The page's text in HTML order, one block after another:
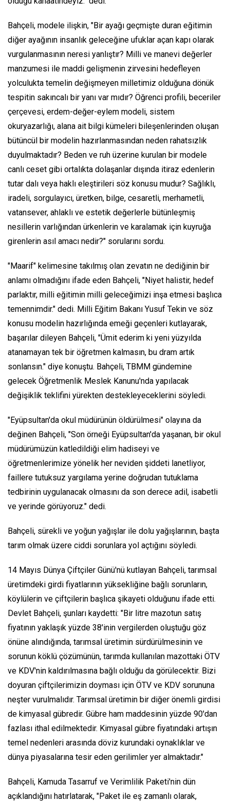
Bahçeli, modele ilişkin, "Bir ayağı geçmişte duran eğitimin
diğer ayağının insanlık geleceğine ufuklar açan kapı olarak
vurgulanmasının neresi yanlıştır? Milli ve manevi değerler
manzumesi ile maddi gelişmenin zirvesini hedefleyen
yolculukta temelin değişmeyen milletimiz olduğuna dönük
tespitin sakıncalı bir yanı var mıdır? Öğrenci profili, beceriler
çerçevesi, erdem-değer-eylem modeli, sistem
okuryazarlığı, alana ait bilgi kümeleri bileşenlerinden oluşan
bütüncül bir modelin hazırlanmasından neden rahatsızlık
duyulmaktadır? Beden ve ruh üzerine kurulan bir modele
canlı ceset gibi ortalıkta dolaşanlar dışında itiraz edenlerin
tutar dalı veya haklı eleştirileri söz konusu mudur? Sağlıklı,
iradeli, sorgulayıcı, üretken, bilge, cesaretli, merhametli,
vatansever, ahlaklı ve estetik değerlerle bütünleşmiş
nesillerin varlığından ürkenlerin ve karalamak için kuyruğa
girenlerin asıl amacı nedir?" sorularını sordu.
"Maarif" kelimesine takılmış olan zevatın ne dediğinin bir
anlamı olmadığını ifade eden Bahçeli, "Niyet halistir, hedef
parlaktır, milli eğitimin milli geleceğimizi inşa etmesi başlıca
temennimdir." dedi. Milli Eğitim Bakanı Yusuf Tekin ve söz
konusu modelin hazırlığında emeği geçenleri kutlayarak,
başarılar dileyen Bahçeli, "Ümit ederim ki yeni yüzyılda
atanamayan tek bir öğretmen kalmasın, bu dram artık
sonlansın." diye konuştu. Bahçeli, TBMM gündemine
gelecek Öğretmenlik Meslek Kanunu'nda yapılacak
değişiklik teklifini yürekten destekleyeceklerini söyledi.
"Eyüpsultan'da okul müdürünün öldürülmesi" olayına da
değinen Bahçeli, "Son örneği Eyüpsultan'da yaşanan, bir okul
müdürümüzün katledildiği elim hadiseyi ve
öğretmenlerimize yönelik her neviden şiddeti lanetliyor,
faillere tutuksuz yargılama yerine doğrudan tutuklama
tedbirinin uygulanacak olmasını da son derece adil, isabetli
ve yerinde görüyoruz." dedi.
Bahçeli, sürekli ve yoğun yağışlar ile dolu yağışlarının, başta
tarım olmak üzere ciddi sorunlara yol açtığını söyledi.
14 Mayıs Dünya Çiftçiler Günü'nü kutlayan Bahçeli, tarımsal
üretimdeki girdi fiyatlarının yüksekliğine bağlı sorunların,
köylülerin ve çiftçilerin başlıca şikayeti olduğunu ifade etti.
Devlet Bahçeli, şunları kaydetti: "Bir litre mazotun satış
fiyatının yaklaşık yüzde 38'inin vergilerden oluştuğu göz
önüne alındığında, tarımsal üretimin sürdürülmesinin ve
sorunun köklü çözümünün, tarımda kullanılan mazottaki ÖTV
ve KDV'nin kaldırılmasına bağlı olduğu da görülecektir. Bizi
doyuran çiftçilerimizin doyması için ÖTV ve KDV sorununa
neşter vurulmalıdır. Tarımsal üretimin bir diğer önemli girdisi
de kimyasal gübredir. Gübre ham maddesinin yüzde 90'dan
fazlası ithal edilmektedir. Kimyasal gübre fiyatındaki artışın
temel nedenleri arasında döviz kurundaki oynaklıklar ve
dünya piyasalarına tesir eden gerilimler yer almaktadır."
Bahçeli, Kamuda Tasarruf ve Verimlilik Paketi'nin dün
açıklandığını hatırlatarak, "Paket ile eş zamanlı olarak,